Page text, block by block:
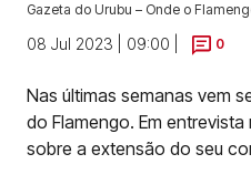
Gazeta do Urubu – Onde o
08 Jul 2023 | 09:00 | 0
Nas últimas semanas vem
do Flamengo. Em
sobre a extensão do seu